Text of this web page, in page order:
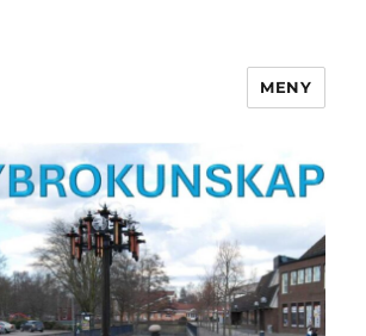
MENY